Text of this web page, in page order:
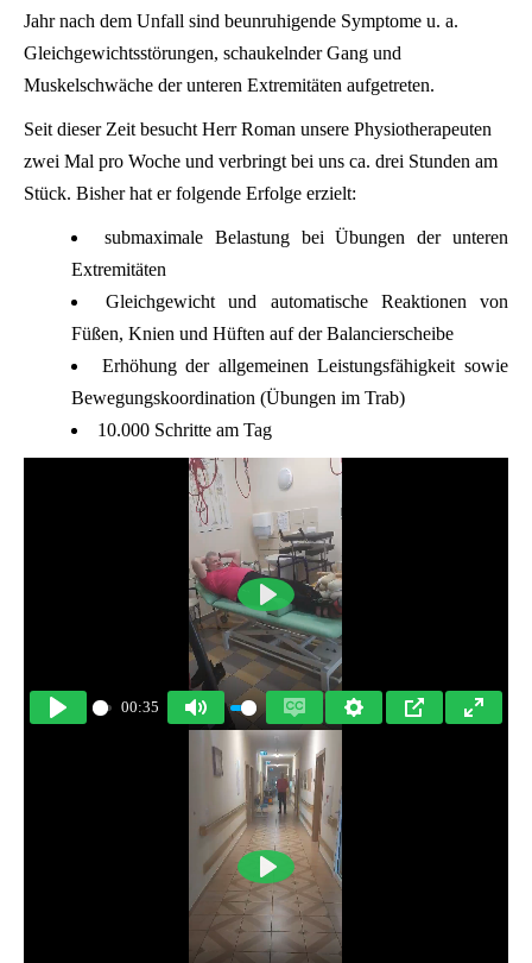
Jahr nach dem Unfall sind beunruhigende Symptome u. a.
Gleichgewichtsstörungen, schaukelnder Gang und
Muskelschwäche der unteren Extremitäten aufgetreten.
Seit dieser Zeit besucht Herr Roman unsere Physiotherapeuten
zwei Mal pro Woche und verbringt bei uns ca. drei Stunden am
Stück. Bisher hat er folgende Erfolge erzielt:
submaximale Belastung bei Übungen der unteren
Extremitäten
Gleichgewicht und automatische Reaktionen von
Füßen, Knien und Hüften auf der Balancierscheibe
Erhöhung der allgemeinen Leistungsfähigkeit sowie
Bewegungskoordination (Übungen im Trab)
10.000 Schritte am Tag
00:35
Mute
Enable
captions
Play
Play